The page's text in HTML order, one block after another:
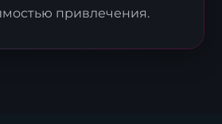
привлечения.